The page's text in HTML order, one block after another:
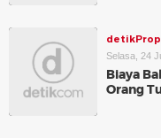
Selasa, 24
Biaya
Orang